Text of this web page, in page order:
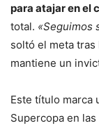
para atajar en el
total. «Seguimos
soltó el meta
mantiene un
Este título marca
Supercopa en